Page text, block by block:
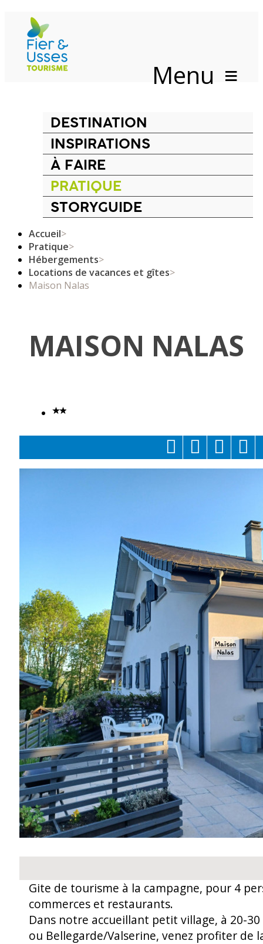
Menu
DESTINATION
INSPIRATIONS
À FAIRE
PRATIQUE
STORYGUIDE
Accueil>
Pratique>
Hébergements>
Locations de vacances et gîtes>
Maison Nalas
MAISON NALAS
Gite de tourisme à la campagne, pour 4
commerces et restaurants.
Dans notre accueillant petit village, à 20-
ou Bellegarde/Valserine, venez profiter de